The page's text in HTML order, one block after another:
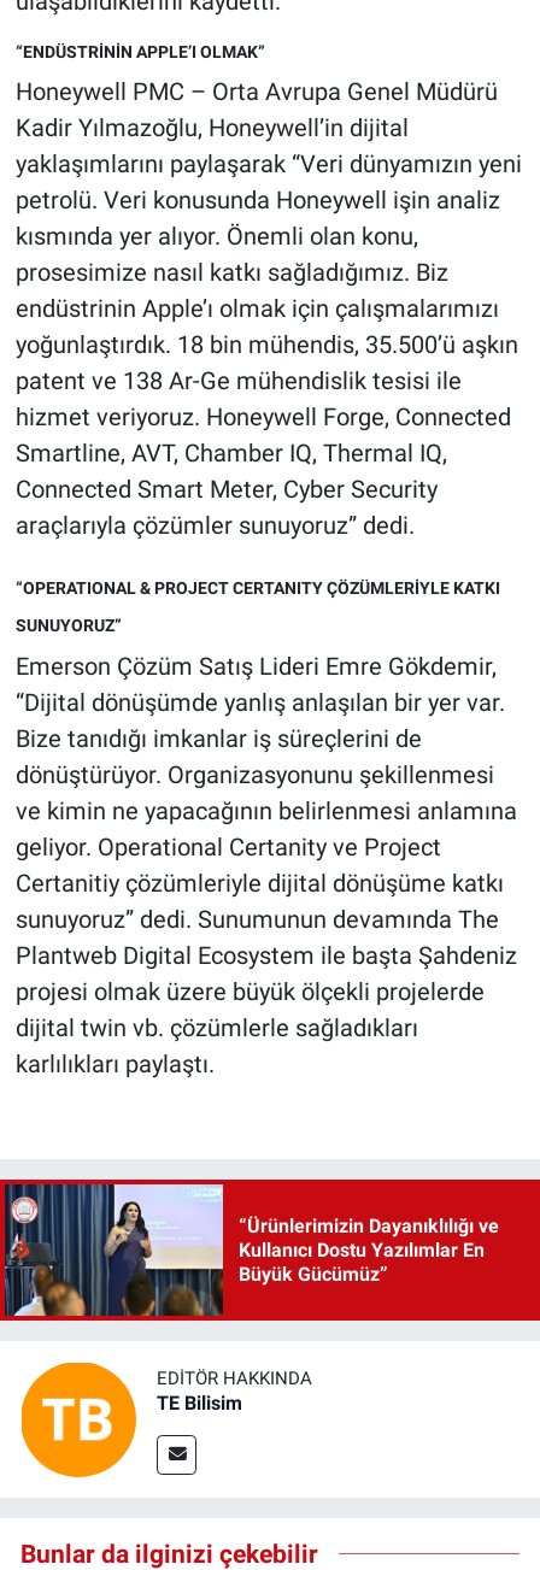
“ENDÜSTRİNİN APPLE’I OLMAK”
Honeywell PMC – Orta Avrupa Genel Müdürü
Kadir Yılmazoğlu, Honeywell’in dijital
yaklaşımlarını paylaşarak “Veri dünyamızın yeni
petrolü. Veri konusunda Honeywell işin analiz
kısmında yer alıyor. Önemli olan konu,
prosesimize nasıl katkı sağladığımız. Biz
endüstrinin Apple’ı olmak için çalışmalarımızı
yoğunlaştırdık. 18 bin mühendis, 35.500’ü aşkın
patent ve 138 Ar-Ge mühendislik tesisi ile
hizmet veriyoruz. Honeywell Forge, Connected
Smartline, AVT, Chamber IQ, Thermal IQ,
Connected Smart Meter, Cyber Security
araçlarıyla çözümler sunuyoruz” dedi.
“OPERATIONAL & PROJECT CERTANITY ÇÖZÜMLERİYLE KATKI
SUNUYORUZ”
Emerson Çözüm Satış Lideri Emre Gökdemir,
“Dijital dönüşümde yanlış anlaşılan bir yer var.
Bize tanıdığı imkanlar iş süreçlerini de
dönüştürüyor. Organizasyonunu şekillenmesi
ve kimin ne yapacağının belirlenmesi anlamına
geliyor. Operational Certanity ve Project
Certanitiy çözümleriyle dijital dönüşüme katkı
sunuyoruz” dedi. Sunumunun devamında The
Plantweb Digital Ecosystem ile başta Şahdeniz
projesi olmak üzere büyük ölçekli projelerde
dijital twin vb. çözümlerle sağladıkları
karlılıkları paylaştı.
“Ürünlerimizin Dayanıklılığı ve
Kullanıcı Dostu Yazılımlar En
Büyük Gücümüz”
EDITÖR HAKKINDA
TE Bilisim
Bunlar da ilginizi çekebilir